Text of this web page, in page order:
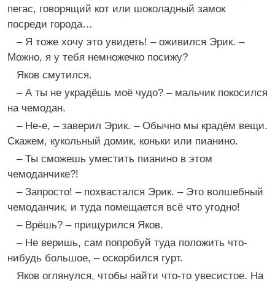
пегас, говорящий кот или шоколадный замок
посреди города…
– Я тоже хочу это увидеть! – оживился Эрик. –
Можно, я у тебя немножечко посижу?
Яков смутился.
– А ты не украдёшь моё чудо? – мальчик покосился
на чемодан.
– Не-е, – заверил Эрик. – Обычно мы крадём вещи.
Скажем, кукольный домик, коньки или пианино.
– Ты сможешь уместить пианино в этом
чемоданчике?!
– Запросто! – похвастался Эрик. – Это волшебный
чемоданчик, и туда помещается всё что угодно!
– Врёшь? – прищурился Яков.
– Не веришь, сам попробуй туда положить что-
нибудь большое, – оскорбился гурт.
Яков оглянулся, чтобы найти что-то увесистое. На